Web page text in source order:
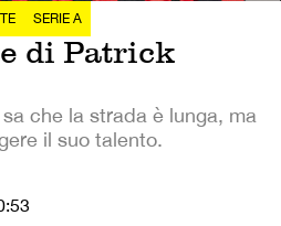
SERIE A
di Patrick
che la strada è lunga, ma
il suo talento.